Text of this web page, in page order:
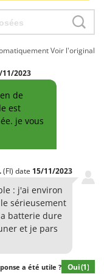
Voir l'original
11/2023
de
est
je vous
(FI) date 15/11/2023
: j'ai environ
sérieusement
batterie dure
et je pars
a été utile ? Oui(1)